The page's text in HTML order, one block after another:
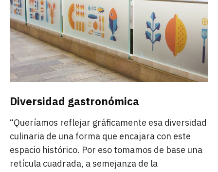
Diversidad gastronómica
“Queríamos reflejar gráficamente esa diversidad
culinaria de una forma que encajara con este
espacio histórico. Por eso tomamos de base una
retícula cuadrada, a semejanza de la